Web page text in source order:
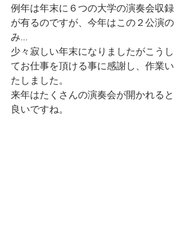
例年は年末に６つの大学の演奏会収録
が有るのですが、今年はこの２公演の
み...
少々寂しい年末になりましたがこうし
てお仕事を頂ける事に感謝し、作業い
たしました。
来年はたくさんの演奏会が開かれると
良いですね。